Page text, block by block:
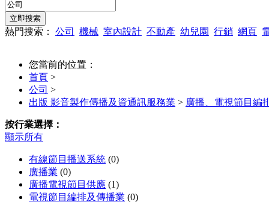
熱門搜索： 公司 機械 室內設計 不動產 幼兒園 行銷 網頁
您當前的位置：
首頁 >
公司 >
出版 影音製作傳播及資通訊服務業 > 廣播、電視節目編
按行業選擇：
顯示所有
有線節目播送系統 (0)
廣播業 (0)
廣播電視節目供應 (1)
電視節目編排及傳播業 (0)